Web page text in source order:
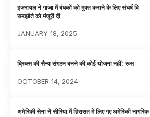
इजरायल ने गाजा में बंधकों को मुक्त कराने के लिए संघर्ष वि
समझौते को मंजूरी दी
JANUARY 18, 2025
ब्रिक्स की सैन्य संगठन बनने की कोई योजना नहीं: रूस
OCTOBER 14, 2024
अमेरिकी सेना ने सीरिया में हिरासत में लिए गए अमेरिकी नागरिक